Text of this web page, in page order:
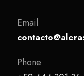
Email
Phone